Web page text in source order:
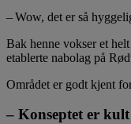
– Wow, det er så
Bak henne vokser et
etablerte nabolag på
Området er godt kjent
– Konseptet er kult